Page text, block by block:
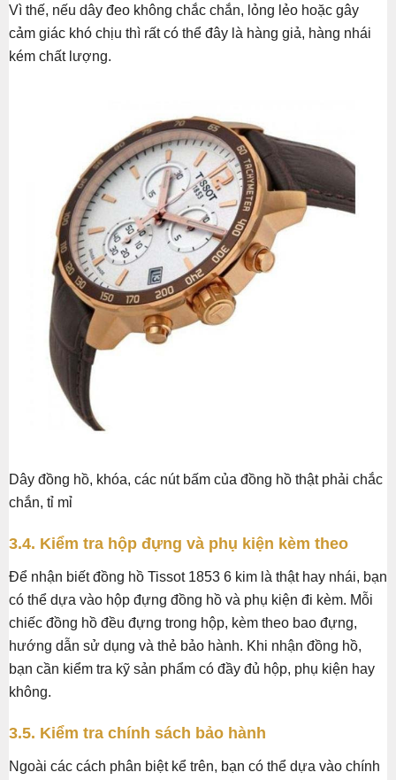
Vì thế, nếu dây đeo không chắc chắn, lỏng lẻo hoặc gây
cảm giác khó chịu thì rất có thể đây là hàng giả, hàng nhái
kém chất lượng.
Dây đồng hồ, khóa, các nút bấm của đồng hồ thật phải chắc
chắn, tỉ mỉ
3.4. Kiểm tra hộp đựng và phụ kiện kèm theo
Để nhận biết đồng hồ Tissot 1853 6 kim là thật hay nhái, bạn
có thể dựa vào hộp đựng đồng hồ và phụ kiện đi kèm. Mỗi
chiếc đồng hồ đều đựng trong hộp, kèm theo bao đựng,
hướng dẫn sử dụng và thẻ bảo hành. Khi nhận đồng hồ,
bạn cần kiểm tra kỹ sản phẩm có đầy đủ hộp, phụ kiện hay
không.
3.5. Kiểm tra chính sách bảo hành
Ngoài các cách phân biệt kể trên, bạn có thể dựa vào chính